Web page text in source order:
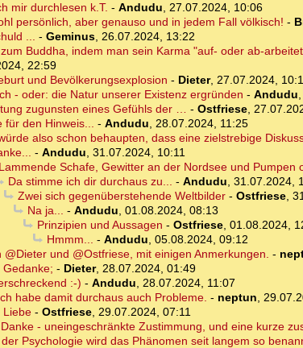
mir durchlesen k.T. - Andudu, 27.07.2024, 10:06
persönlich, aber genauso und in jedem Fall völkisch! -
... - Geminus, 26.07.2024, 13:22
Buddha, indem man sein Karma "auf- oder ab-
22:59
und Bevölkerungsexplosion - Dieter, 27.07.2024,
- oder: die Natur unserer Existenz ergründen - Andudu,
zugunsten eines Gefühls der … - Ostfriese,
für den Hinweis... - Andudu, 28.07.2024, 11:25
also schon behaupten, dass eine zielstrebige
- Andudu, 31.07.2024, 10:11
Lammende Schafe, Gewitter an der Nordsee und Pumpen
Da stimme ich dir durchaus zu... - Andudu, 31.07.2024,
Zwei sich gegenüberstehende Weltbilder- Ostfriese,
Na ja... - Andudu, 01.08.2024, 08:13
Prinzipien und Aussagen - Ostfriese, 01.08.2024,
Hmmm... - Andudu, 05.08.2024, 09:12
@Dieter und @Ostfriese, mit einigen Anmerkungen. -
- Dieter, 28.07.2024, 01:49
:-) - Andudu, 28.07.2024, 11:07
habe damit durchaus auch Probleme. - neptun,
- Ostfriese, 29.07.2024, 07:11
Danke - uneingeschränkte Zustimmung, und eine kurze
der Psychologie wird das Phänomen seit langem so